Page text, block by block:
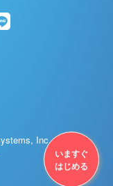
いますぐ
はじめる
Inc.